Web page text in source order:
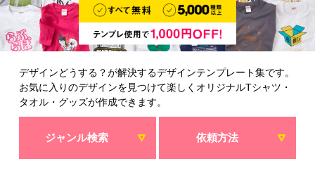
デザインどうする？が解決するデザインテンプレート集です。
お気に入りのデザインを見つけて楽しくオリジナルTシャツ・
タオル・グッズが作成できます。
ジャンル検索 依頼方法